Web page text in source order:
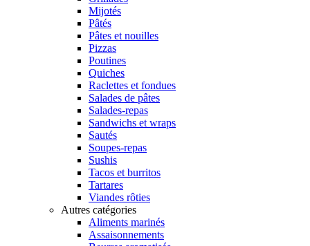
Mijotés
Pâtés
Pâtes et nouilles
Pizzas
Poutines
Quiches
Raclettes et fondues
Salades de pâtes
Salades-repas
Sandwichs et wraps
Sautés
Soupes-repas
Sushis
Tacos et burritos
Tartares
Viandes rôties
Autres catégories
Aliments marinés
Assaisonnements